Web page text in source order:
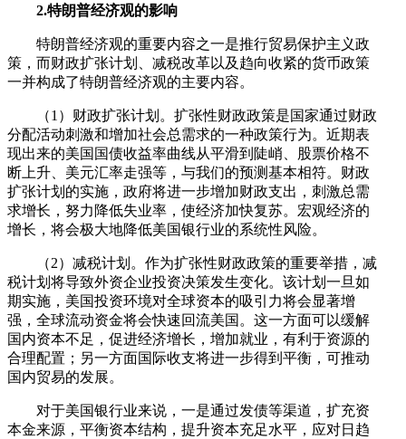
2.特朗普经济观的影响
特朗普经济观的重要内容之一是推行贸易保护主义政
策，而财政扩张计划、减税改革以及趋向收紧的货币政策
一并构成了特朗普经济观的主要内容。
（1）财政扩张计划。扩张性财政政策是国家通过财政
分配活动刺激和增加社会总需求的一种政策行为。近期表
现出来的美国国债收益率曲线从平滑到陡峭、股票价格不
断上升、美元汇率走强等，与我们的预测基本相符。财政
扩张计划的实施，政府将进一步增加财政支出，刺激总需
求增长，努力降低失业率，使经济加快复苏。宏观经济的
增长，将会极大地降低美国银行业的系统性风险。
（2）减税计划。作为扩张性财政政策的重要举措，减
税计划将导致外资企业投资决策发生变化。该计划一旦如
期实施，美国投资环境对全球资本的吸引力将会显著增
强，全球流动资金将会快速回流美国。这一方面可以缓解
国内资本不足，促进经济增长，增加就业，有利于资源的
合理配置；另一方面国际收支将进一步得到平衡，可推动
国内贸易的发展。
对于美国银行业来说，一是通过发债等渠道，扩充资
本金来源，平衡资本结构，提升资本充足水平，应对日趋